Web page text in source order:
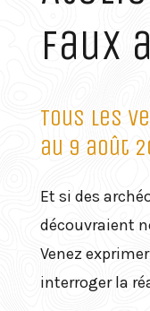
faux
Tous les
au 9 août
Et si des
découvraient
Venez
interroger la